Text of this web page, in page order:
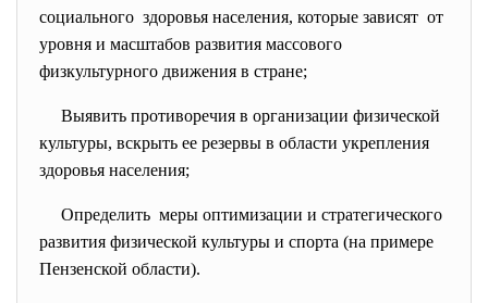
социального здоровья населения, которые зависят от
уровня и масштабов развития массового
физкультурного движения в стране;
Выявить противоречия в организации физической
культуры, вскрыть ее резервы в области укрепления
здоровья населения;
Определить меры оптимизации и стратегического
развития физической культуры и спорта (на примере
Пензенской области).